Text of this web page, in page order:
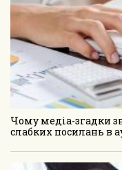
Чому медіа-згадки
слабких посилань в